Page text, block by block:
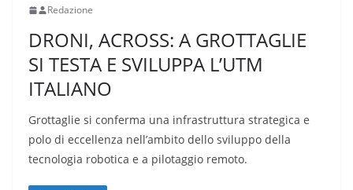
Redazione
DRONI, ACROSS: A GROTTAGLIE
SI TESTA E SVILUPPA L’UTM
ITALIANO
Grottaglie si conferma una infrastruttura strategica e
polo di eccellenza nell’ambito dello sviluppo della
tecnologia robotica e a pilotaggio remoto.